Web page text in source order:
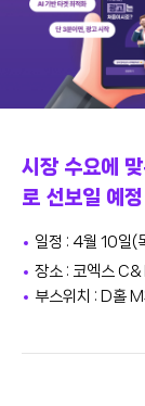
시장 수요에
로 선보일 예정
일정 : 4월 10일(
장소 : 코엑스 C&
부스위치 : D홀